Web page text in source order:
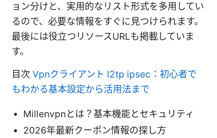
ョン分けと、実用的なリスト形式を多用してい
るので、必要な情報をすぐに見つけられます。
最後には役立つリソースURLも掲載していま
す。
目次 Vpnクライアント l2tp ipsec：初心者で
もわかる基本設定から活用法まで
Millenvpnとは？基本機能とセキュリティ
2026年最新クーポン情報の探し方